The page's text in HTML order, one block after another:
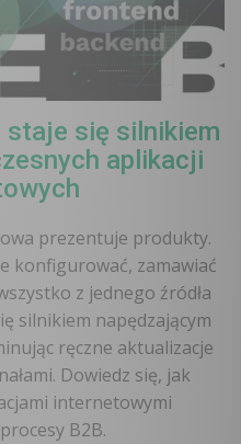
staje się silnikiem
aplikacji
prezentuje produkty.
konfigurować, zamawiać
z jednego źródła
silnikiem napędzającym
ręczne aktualizacje
Dowiedz się, jak
internetowymi
B2B.